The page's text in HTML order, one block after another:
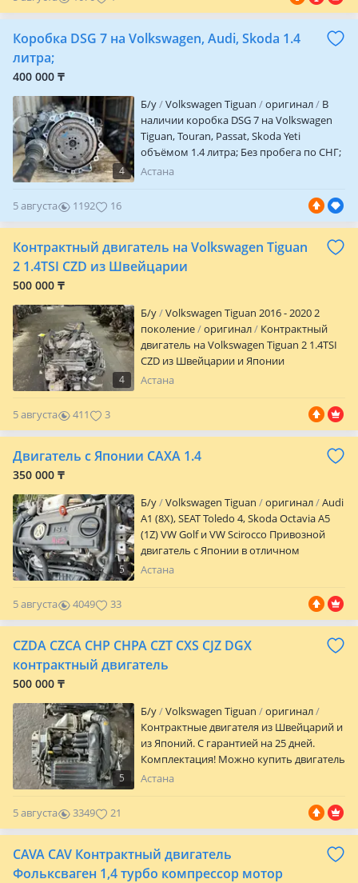
Гарантия на проверку автозапчастей
телефону, пишите, звоните, приходите Г.
Коробка DSG 7 на Volkswagen, Audi, Skoda 1.4
литра;
400 000 ₸
4
Б/y Volkswagen Tiguan оригинал
В
наличии коробка DSG 7 на Volkswagen
Tiguan, Touran, Passat, Skoda Yeti
объёмом 1.4 литра; Без пробега по СНГ;
В хорошем техническом состоянии;
регионов предоставляем фото видео
Авторазбор Nomad Avto!
Астана
5 августа 1192 16
Контрактный двигатель на Volkswagen Tiguan
2 1.4TSI CZD из Швейцарии
500 000 ₸
4
Б/y
Volkswagen Tiguan 2016 - 2020 2
поколение
оригинал
Контрактный
двигатель на Volkswagen Tiguan 2 1.4TSI
CZD из Швейцарии и Японии
Астана
5 августа 411 3
Двигатель с Японии CAXA 1.4
350 000 ₸
5
Б/y Volkswagen Tiguan оригинал
Audi
A1 (8X), SEAT Toledo 4, Skoda Octavia A5
(1Z) VW Golf и VW Scirocco Привозной
двигатель с Японии в отличном
состоянии. Отправка по всем регионам.
напишите нам. Наш адрес ул. Аспандияр
Астана
5 августа 4049 33
CZDA CZCA CHP CHPA CZT CXS CJZ DGX
контрактный двигатель
500 000 ₸
5
Б/y Volkswagen Tiguan
оригинал
Контрактные двигателя из Швейцарий и
из Японий. С гарантией на 25 дней.
Комплектация! Можно купить двигатель
в сборе или без навесного
Есть отправка по всем регионам РК. За
отдельно при получений товара. А так
же можно установить двигатель у
наших опытных мастеров. За
Астана
5 августа 3349 21
CAVA CAV Контрактный двигатель
Фольксваген 1,4 турбо компрессор мотор